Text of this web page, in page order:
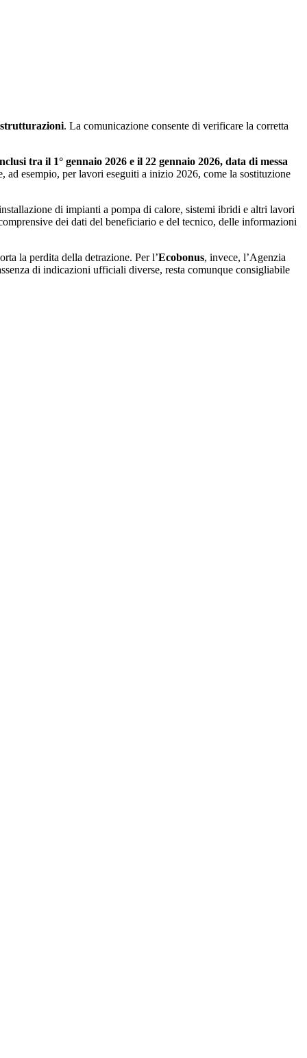
. La comunicazione consente di verificare la corretta
tra il 1° gennaio 2026 e il 22 gennaio 2026, data di messa
ad esempio, per lavori eseguiti a inizio 2026, come la sostituzione
di impianti a pompa di calore, sistemi ibridi e altri lavori
dei dati del beneficiario e del tecnico, delle informazioni
la perdita della detrazione. Per l’Ecobonus, invece, l’Agenzia
di indicazioni ufficiali diverse, resta comunque consigliabile